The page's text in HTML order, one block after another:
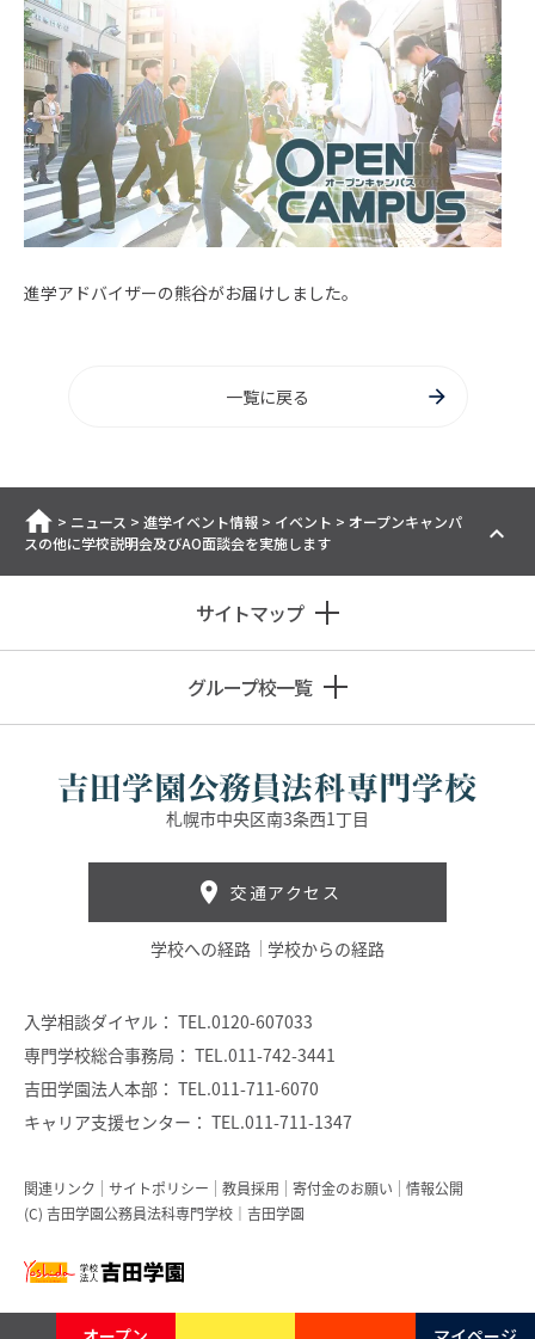
進学アドバイザーの熊谷がお届けしました。
一覧に戻る
ホーム
> ニュース > 進学イベント情報 > イベント > オープンキャンパ
スの他に学校説明会及びAO面談会を実施します
サイトマップ
グループ校一覧
札幌市中央区南3条西1丁目
交通アクセス
学校への経路 学校からの経路
入学相談ダイヤル： TEL.0120-607033
専門学校総合事務局： TEL.011-742-3441
吉田学園法人本部： TEL.011-711-6070
キャリア支援センター： TEL.011-711-1347
関連リンク サイトポリシー 教員採用 寄付金のお願い
情報公開
(C) 吉田学園公務員法科専門学校｜吉田学園